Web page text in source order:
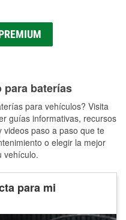
para baterías
para vehículos? Visita
guías informativas, recursos
paso a paso que te
o elegir la mejor
vehículo.
para mi